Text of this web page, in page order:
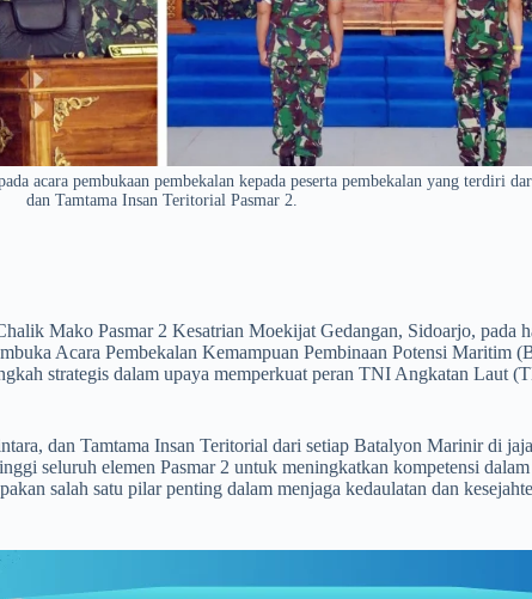
acara pembukaan pembekalan kepada peserta pembekalan yang terdiri
dan Tamtama Insan Teritorial Pasmar 2.
Mako Pasmar 2 Kesatrian Moekijat Gedangan, Sidoarjo, pada
Acara Pembekalan Kemampuan Pembinaan Potensi Maritim
strategis dalam upaya memperkuat peran TNI Angkatan Laut
dan Tamtama Insan Teritorial dari setiap Batalyon Marinir di
seluruh elemen Pasmar 2 untuk meningkatkan kompetensi
salah satu pilar penting dalam menjaga kedaulatan dan